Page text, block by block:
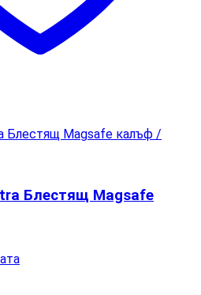
Блестящ Magsafe